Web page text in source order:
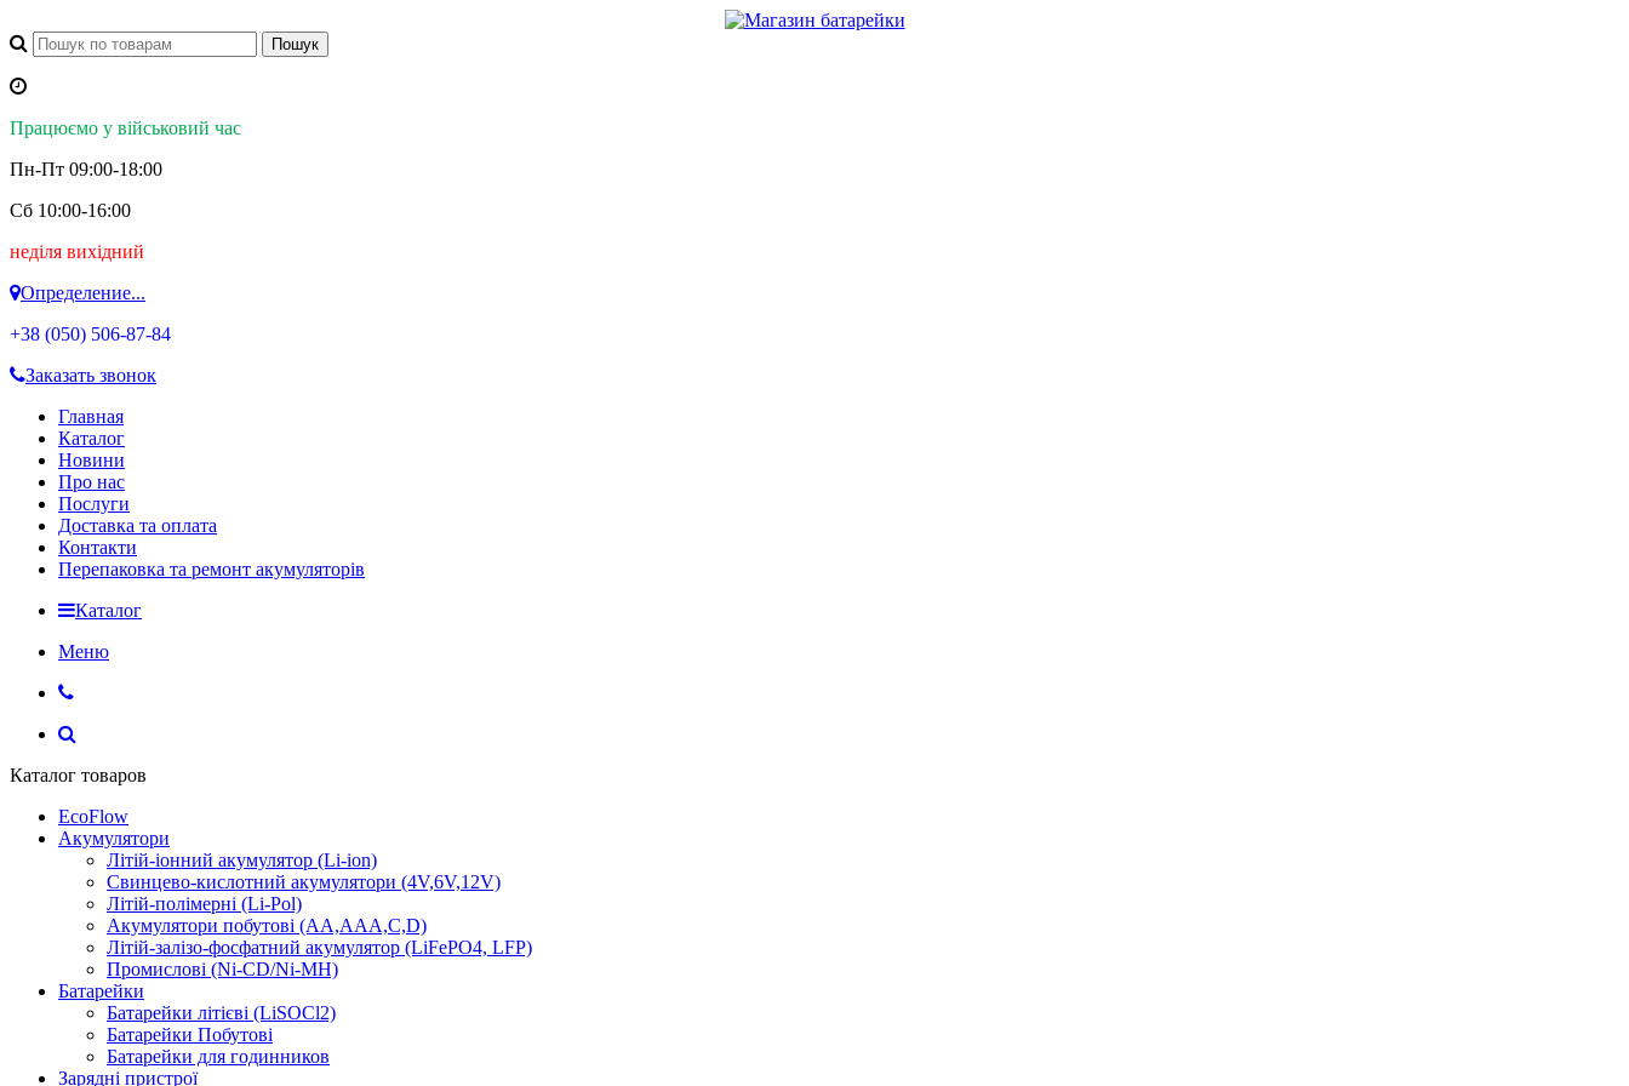
Працюємо у військовий час
Пн-Пт 09:00-18:00
Сб 10:00-16:00
неділя вихідний
Определение...
+38 (050) 506-87-84
Заказать звонок
Главная
Каталог
Новини
Про нас
Послуги
Доставка та оплата
Контакти
Перепаковка та ремонт акумуляторів
Каталог
Меню
Каталог товаров
EcoFlow
Акумулятори
Літій-іонний акумулятор (Li-ion)
Свинцево-кислотний акумулятори (4V,6V,12V)
Літій-полімерні (Li-Pol)
Акумулятори побутові (AA,AAA,C,D)
Літій-залізо-фосфатний акумулятор (LiFePO4, LFP)
Промислові (Ni-CD/Ni-MH)
Батарейки
Батарейки літієві (LiSOCl2)
Батарейки Побутові
Батарейки для годинников
Зарядні пристрої